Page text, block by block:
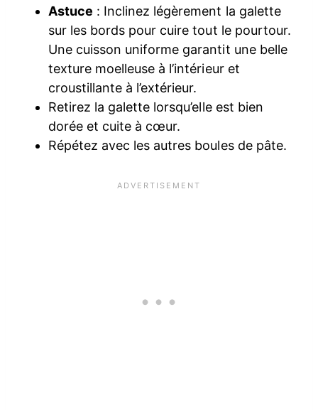
Astuce : Inclinez légèrement la galette
sur les bords pour cuire tout le pourtour.
Une cuisson uniforme garantit une belle
texture moelleuse à l’intérieur et
croustillante à l’extérieur.
Retirez la galette lorsqu’elle est bien
dorée et cuite à cœur.
Répétez avec les autres boules de pâte.